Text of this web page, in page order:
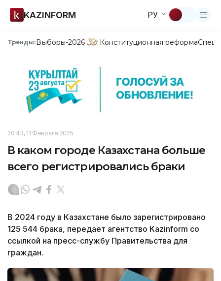
KAZINFORM РУ
Тренды:Выборы-2026 Конституционная реформа
20:43, 11 Февраля 2025
В каком городе Казахстана больше
всего регистрировались браки
В 2024 году в Казахстане было зарегистрировано
125 544 брака, передает агентство Kazinform со
ссылкой на пресс-службу Правительства для
граждан.